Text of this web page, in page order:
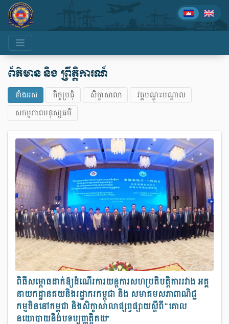
ព័ត៌មាន និង ព្រឹត្តិការណ៍
ទាំងអស់ កិច្ចប្រជុំ សិក្ខាសាលា
វគ្គបណ្តុះបណ្តាល
សកម្មភាពមនុស្សធម៌
ពិធីសម្ពោធដាក់ឱ្យដំណើរការយន្តការសហប្រតិបត្តិការរវាង អគ្គ
នាយកដ្ឋានគយនិងរដ្ឋាករកម្ពុជា និង សមាគមសភាពាណិជ្ជ
កម្មចិននៅកម្ពុជា និងសិក្ខាសាលាផ្សព្វផ្សាយស្តីពី “គោល
នយោបាយនិងបទប្បញ្ញត្តិគយ”